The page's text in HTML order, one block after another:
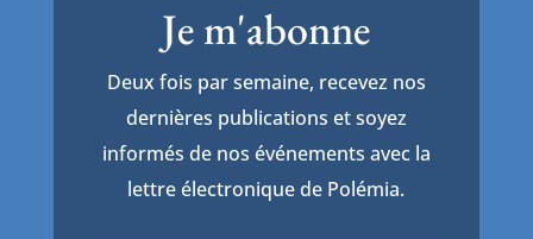
Je m'abonne
Deux fois par semaine, recevez nos
dernières publications et soyez
informés de nos événements avec la
lettre électronique de Polémia.